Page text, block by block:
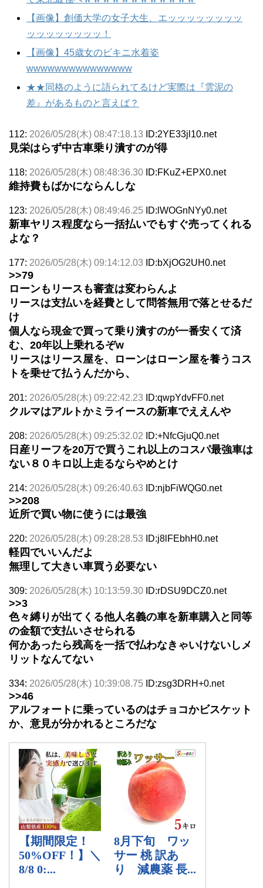
【画像】創価大学の女子大生、エッッッッッッッッ
ッッッッッッッッ！
【画像】45歳女のビキニ水着姿
wwwwwwwwwwwwwww
★★同格のように語られてるけど実際は『雲泥の
差』があるものと言えば？
112: 2026/05/28(木) 08:47:18.13 ID:2YE33jl10.net
見栄はらず中古車乗り潰すのが得
118: 2026/05/28(木) 08:48:36.30 ID:FKuZ+EPX0.net
維持費もばかにならんしな
123: 2026/05/28(木) 08:49:46.25 ID:lWOGnNYy0.net
新車ヤリス程度なら一括払いでもすぐ売ってくれる
よな？
177: 2026/05/28(木) 09:14:12.03 ID:bXjOG2UH0.net
>>79
ローンもリースも審査は変わらんよ
リースは支払いを経費として問答無用で落とせるだ
け
個人なら現金で買って乗り潰すのが一番安くて済
む、20年以上乗れるぞw
リースはリース屋を、ローンはローン屋を養うコス
トを乗せて払うんだから、
201: 2026/05/28(木) 09:22:42.23 ID:qwpYdvFF0.net
クルマはアルトかミライースの新車でええんや
208: 2026/05/28(木) 09:25:32.02 ID:+NfcGjuQ0.net
日産リーフを20万で買うこれ以上のコスパ最強車は
ない８０キロ以上走るならやめとけ
214: 2026/05/28(木) 09:26:40.63 ID:njbFiWQG0.net
>>208
近所で買い物に使うには最強
220: 2026/05/28(木) 09:28:28.53 ID:j8lFEbhH0.net
軽四でいいんだよ
無理して大きい車買う必要ない
309: 2026/05/28(木) 10:13:59.30 ID:rDSU9DCZ0.net
>>3
色々縛りが出てくる他人名義の車を新車購入と同等
の金額で支払いさせられる
何かあったら残高を一括で払わなきゃいけないしメ
リットなんてない
334: 2026/05/28(木) 10:39:08.75 ID:zsg3DRH+0.net
>>46
アルフォートに乗っているのはチョコかビスケット
か、意見が分かれるところだな